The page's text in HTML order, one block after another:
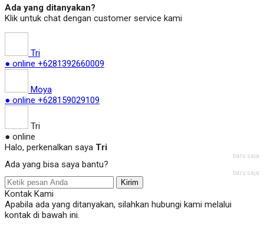
Ada yang ditanyakan?
Klik untuk chat dengan customer service kami
Tri
● online +6281392660009
Moya
● online +628159029109
Tri
● online
Halo, perkenalkan saya Tri
baru saja
Ada yang bisa saya bantu?
baru saja
Kirim
Kontak Kami
Apabila ada yang ditanyakan, silahkan hubungi kami melalui
kontak di bawah ini.